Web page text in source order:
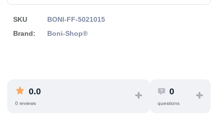
SKU
BONI-FF-5021015
Brand:
Boni-Shop®
0.0
0 reviews
0
questions